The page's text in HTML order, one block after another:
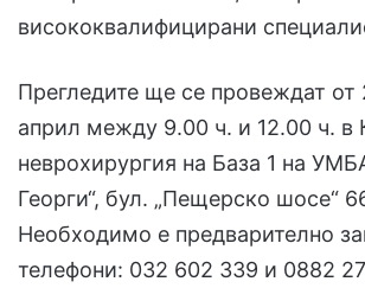
висококвалифицирани
Прегледите ще се провеждат от
април между 9.00 ч. и 12.00 ч. в
неврохирургия на База 1 на
Георги“, бул. „Пещерско шосе“
Необходимо е предварително
телефони: 032 602 339 и 0882